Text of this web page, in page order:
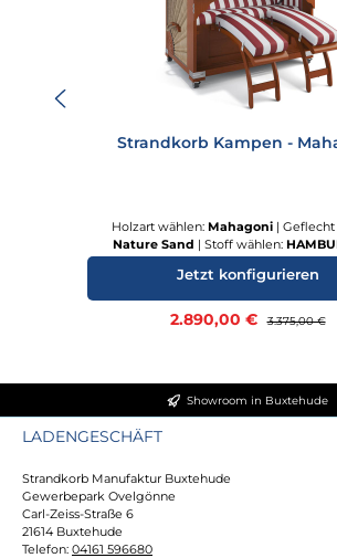
Strandkorb Kampen -
Holzart wählen: Mahagoni | Geflecht
Nature Sand | Stoff wählen:
Bullaugen wählen:mit Bullaugen|Abdeckhaube
Silverline Rollensatz:
Verkaufspreis:
2.890,00 € Regulärer
3.375,00 €
Jetzt konfigurieren
Showroom in Buxtehude
LADENGESCHÄFT
Strandkorb Manufaktur Buxtehude
Gewerbepark Ovelgönne
Carl-Zeiss-Straße 6
21614 Buxtehude
Telefon: 04161 596680